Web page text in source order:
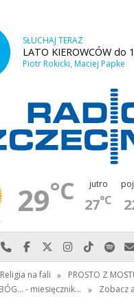
SŁUCHAJ TERAZ
LATO KIEROWCÓW do
Piotr Rokicki, Maciej Papke
29°C jutro
27°C
Najlepiej po prostu do nas
Odwiedź nas na
Odwiedź nas na X
Odwiedź
Religia na fali »
PROSTO Z
- miesięcznik…
»
Zobacz